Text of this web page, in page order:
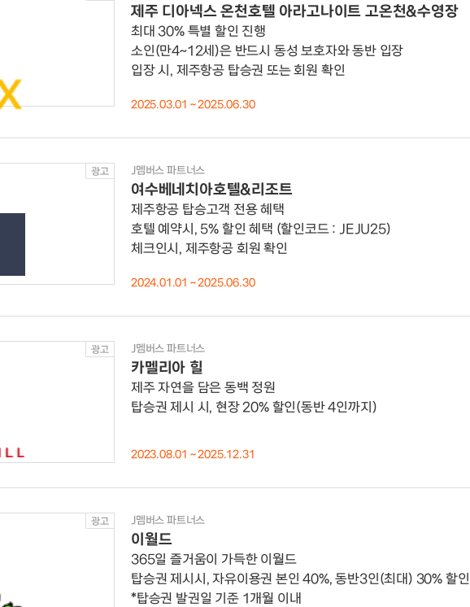
제주 디아넥스 온천호텔 아라고나이트 고온천&수영장
최대 30% 특별 할인 진행
소인(만4~12세)은 반드시 동성 보호자와 동반 입장
입장 시, 제주항공 탑승권 또는 회원 확인
2025.03.01 ~ 2025.06.30
광고 J멤버스 파트너스
여수베네치아호텔&리조트
제주항공 탑승고객 전용 혜택
호텔 예약시, 5% 할인 혜택 (할인코드 : JEJU25)
체크인시, 제주항공 회원 확인
2024.01.01 ~ 2025.06.30
광고 J멤버스 파트너스
카멜리아 힐
제주 자연을 담은 동백 정원
탑승권 제시 시, 현장 20% 할인(동반 4인까지)
2023.08.01 ~ 2025.12.31
광고 J멤버스 파트너스
이월드
365일 즐거움이 가득한 이월드
탑승권 제시시, 자유이용권 본인 40%, 동반3인(최대) 30% 할인
*탑승권 발권일 기준 1개월 이내